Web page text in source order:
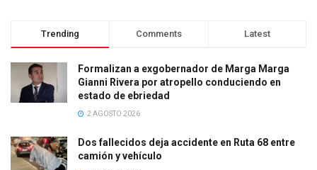
Trending Comments Latest
Formalizan a exgobernador de Marga Marga
Gianni Rivera por atropello conduciendo en
estado de ebriedad
2 AGOSTO 2026
Dos fallecidos deja accidente en Ruta 68 entre
camión y vehículo